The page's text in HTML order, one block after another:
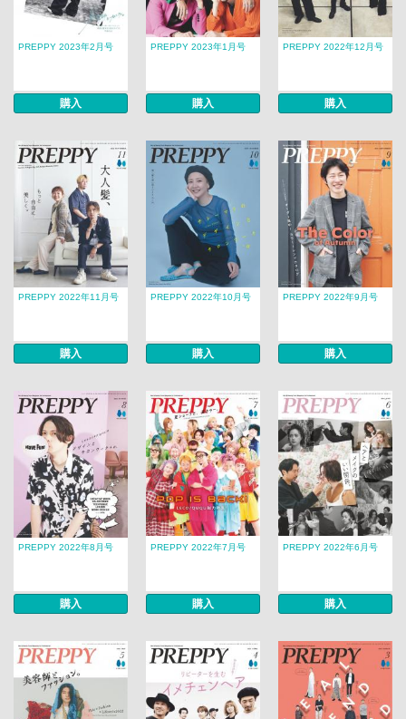
PREPPY 2023年2月号
購入
PREPPY 2023年1月号
購入
PREPPY 2022年12月号
購入
PREPPY 2022年11月号
購入
PREPPY 2022年10月号
購入
PREPPY 2022年9月号
購入
PREPPY 2022年8月号
購入
PREPPY 2022年7月号
購入
PREPPY 2022年6月号
購入